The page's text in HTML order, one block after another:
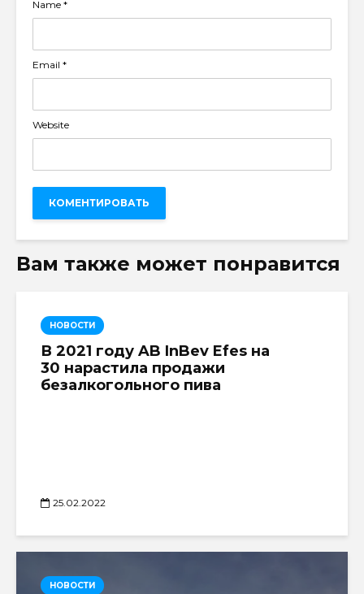
Name *
Email *
Website
Вам также может понравится
НОВОСТИ
В 2021 году AB InBev Efes на
30 нарастила продажи
безалкогольного пива
25.02.2022
НОВОСТИ